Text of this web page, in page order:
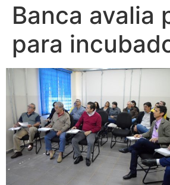
Banca avalia
para